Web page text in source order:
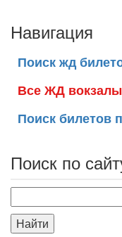
Навигация
Поиск жд
Все ЖД
Поиск билетов
Поиск по
Найти